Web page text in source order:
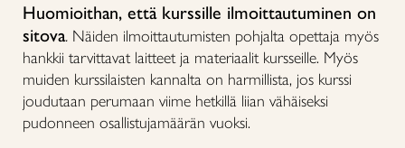
Huomioithan, että kurssille ilmoittautuminen on
sitova. Näiden ilmoittautumisten pohjalta opettaja myös
hankkii tarvittavat laitteet ja materiaalit kursseille. Myös
muiden kurssilaisten kannalta on harmillista, jos kurssi
joudutaan perumaan viime hetkillä liian vähäiseksi
pudonneen osallistujamäärän vuoksi.